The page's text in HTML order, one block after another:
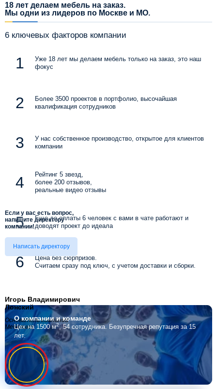
18 лет делаем мебель на заказ.
Мы одни из лидеров по Москве и МО.
6 ключевых факторов компании
Уже 18 лет мы делаем мебель только на заказ, это наш
фокус
Более 3500 проектов в портфолио, высочайшая
квалификация сотрудников
У нас собственное производство, открытое для клиентов
компании
Рейтинг 5 звезд,
более 200 отзывов,
реальные видео отзывы
Еще до оплаты 6 человек с вами в чате работают и
доводят проект до идеала
Цена без сюрпризов.
Считаем сразу под ключ, с учетом доставки и сборки.
Если у вас есть вопрос,
напишите директору
компании!
Написать директору
Игорь Владимирович
Лонский
Основатель компании
Мебелино
О компаниии команде
Цех на 1500 м2, 54 сотрудника. Безупречная репутация за 15
лет.